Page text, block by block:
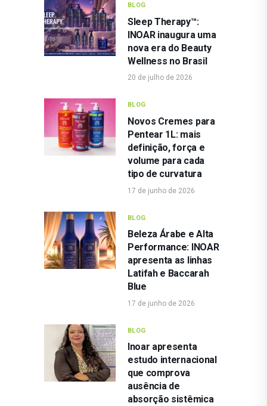
BLOG
Sleep Therapy™:
INOAR inaugura uma
nova era do Beauty
Wellness no Brasil
20 de julho de 2026
BLOG
Novos Cremes para
Pentear 1L: mais
definição, força e
volume para cada
tipo de curvatura
17 de junho de 2026
BLOG
Beleza Árabe e Alta
Performance: INOAR
apresenta as linhas
Latifah e Baccarah
Blue
17 de junho de 2026
BLOG
Inoar apresenta
estudo internacional
que comprova
ausência de
absorção sistêmica